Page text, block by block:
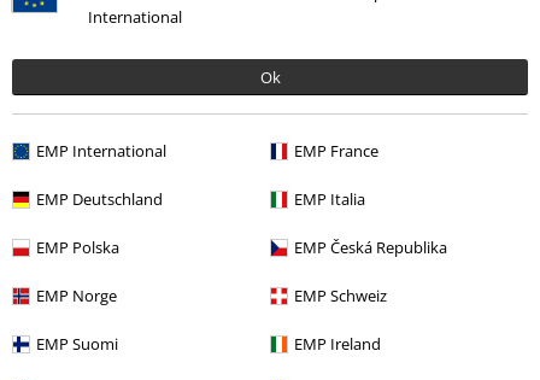
International
Ok
EMP International EMP France
EMP Deutschland EMP Italia
EMP Polska EMP Česká Republika
EMP Norge EMP Schweiz
EMP Suomi EMP Ireland
Naposledy navštívené